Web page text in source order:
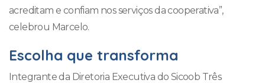
acreditam e confiam nos serviços da cooperativa”,
celebrou Marcelo.
Escolha que transforma
Integrante da Diretoria Executiva do Sicoob Três